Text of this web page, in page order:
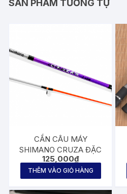
SẢN PHẨM TƯƠNG TỰ
CẦN CÂU MÁY
SHIMANO CRUZA ĐẶC
125,000₫
THÊM VÀO GIỎ HÀNG